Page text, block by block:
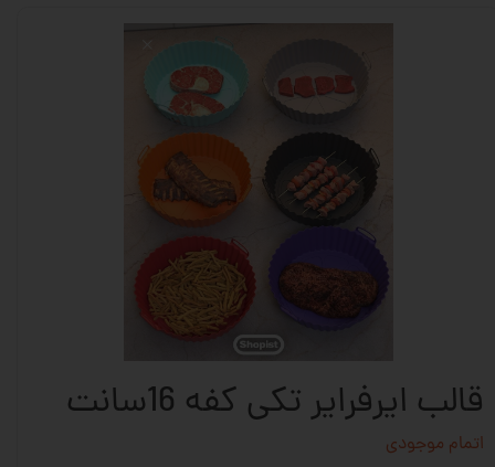
سفارشات
خروج از
حساب
کاربری
قالب ایرفرایر تکی کفه 16سانت
اتمام موجودی